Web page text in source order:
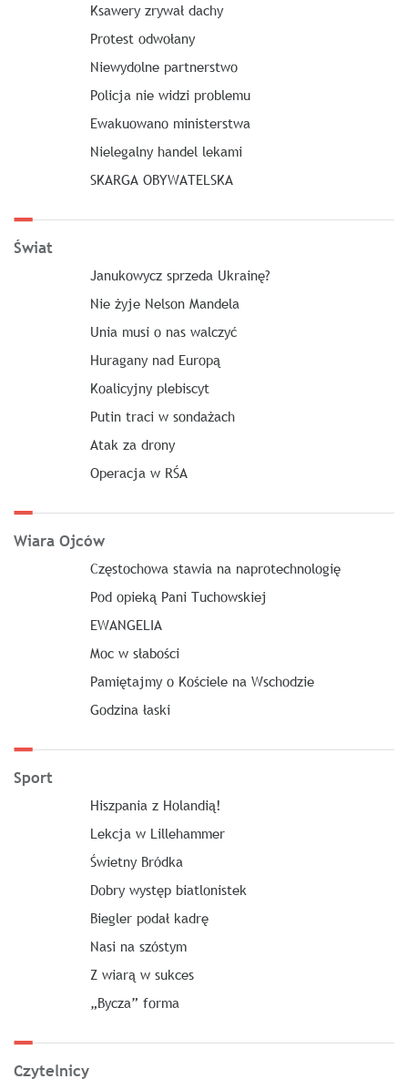
Ksawery zrywał dachy
Protest odwołany
Niewydolne partnerstwo
Policja nie widzi problemu
Ewakuowano ministerstwa
Nielegalny handel lekami
SKARGA OBYWATELSKA
Świat
Janukowycz sprzeda Ukrainę?
Nie żyje Nelson Mandela
Unia musi o nas walczyć
Huragany nad Europą
Koalicyjny plebiscyt
Putin traci w sondażach
Atak za drony
Operacja w RŚA
Wiara Ojców
Częstochowa stawia na naprotechnologię
Pod opieką Pani Tuchowskiej
EWANGELIA
Moc w słabości
Pamiętajmy o Kościele na Wschodzie
Godzina łaski
Sport
Hiszpania z Holandią!
Lekcja w Lillehammer
Świetny Bródka
Dobry występ biatlonistek
Biegler podał kadrę
Nasi na szóstym
Z wiarą w sukces
„Bycza” forma
Czytelnicy